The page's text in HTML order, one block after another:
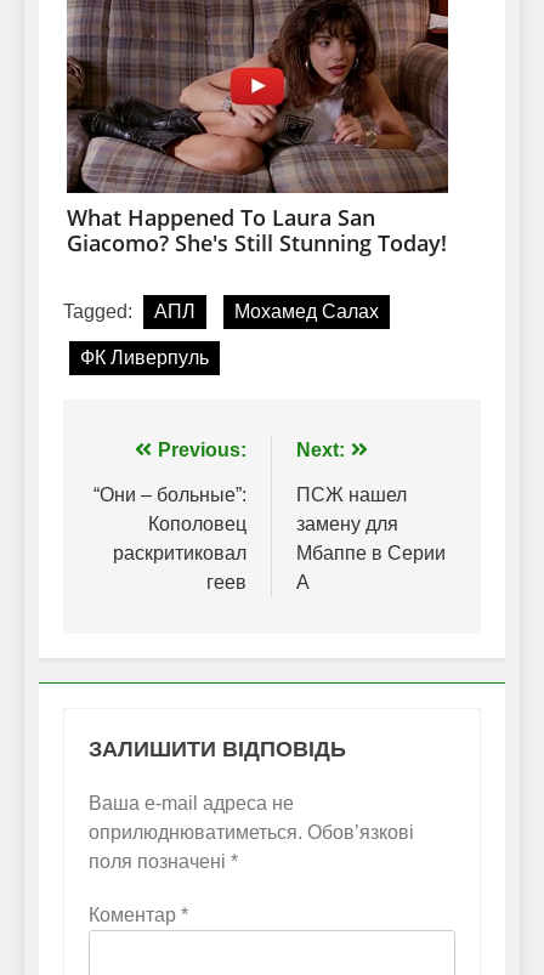
Tagged: АПЛ Мохамед Салах
ФК Ливерпуль
Навігація
записів
Previous:
“Они – больные”:
Кополовец
раскритиковал
геев
Next:
ПСЖ нашел
замену для
Мбаппе в Серии
А
ЗАЛИШИТИ ВІДПОВІДЬ
Ваша e-mail адреса не
оприлюднюватиметься. Обов’язкові
поля позначені *
Коментар *